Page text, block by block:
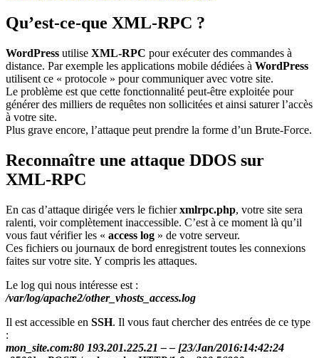
Qu’est-ce-que XML-RPC ?
WordPress utilise XML-RPC pour exécuter des commandes à
distance. Par exemple les applications mobile dédiées à WordPress
utilisent ce « protocole » pour communiquer avec votre site.
Le problème est que cette fonctionnalité peut-être exploitée pour
générer des milliers de requêtes non sollicitées et ainsi saturer l’accès
à votre site.
Plus grave encore, l’attaque peut prendre la forme d’un Brute-Force.
Reconnaître une attaque DDOS sur
XML-RPC
En cas d’attaque dirigée vers le fichierxmlrpc.php, votre site sera
ralenti, voir complètement inaccessible. C’est à ce moment là qu’il
vous faut vérifier les « access log » de votre serveur.
Ces fichiers ou journaux de bord enregistrent toutes les connexions
faites sur votre site. Y compris les attaques.
Le log qui nous intéresse est :
/var/log/apache2/other_vhosts_access.log
Il est accessible en SSH. Il vous faut chercher des entrées de ce type
:
mon_site.com:80 193.201.225.21 – – [23/Jan/2016:14:42:24